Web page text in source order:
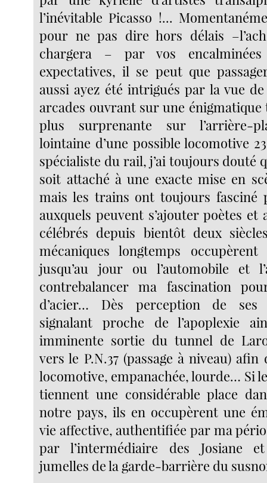
l’inévitable Picasso !...
pour ne pas dire hors délais
chargera – par vos
expectatives, il se peut que
aussi ayez été intrigués par la vue
arcades ouvrant sur une
plus surprenante sur l’arrière-
lointaine d’une possible locomotive
spécialiste du rail, j’ai toujours douté
soit attaché à une exacte mise en
mais les trains ont toujours fasciné
auxquels peuvent s’ajouter poètes et
célébrés depuis bientôt deux
mécaniques longtemps
jusqu’au jour ou l’automobile et
contrebalancer ma fascination
d’acier… Dès perception de ses
signalant proche de l’apoplexie
imminente sortie du tunnel de
vers le P.N.37 (passage à niveau)
locomotive, empanachée, lourde… Si
tiennent une considérable place
notre pays, ils en occupèrent une
vie affective, authentifiée par ma
par l’intermédiaire des Josiane
jumelles de la garde-barrière du